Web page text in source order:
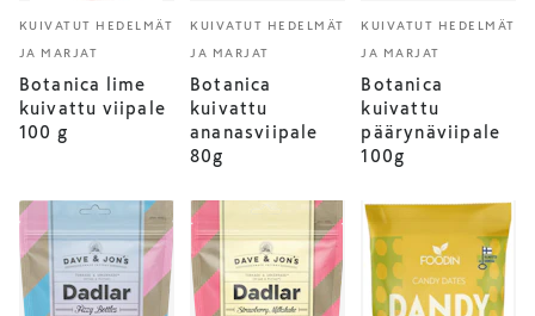
KUIVATUT HEDELMÄT
JA MARJAT
Botanica lime
kuivattu viipale
100 g
KUIVATUT HEDELMÄT
JA MARJAT
Botanica
kuivattu
ananasviipale
80g
KUIVATUT HEDELMÄT
JA MARJAT
Botanica
kuivattu
päärynäviipale
100g